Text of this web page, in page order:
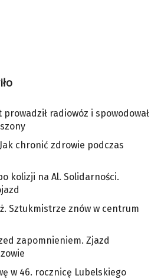
radiowóz i spowodował
chronić zdrowie podczas
kolizji na Al. Solidarności.
Sztukmistrze znów w centrum
zapomnieniem. Zjazd
w 46. rocznicę Lubelskiego